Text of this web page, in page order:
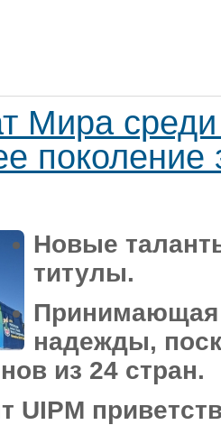
Мира
поколение
Новые
титулы.
Принимающая
надежды,
из 24 стран.
UIPM